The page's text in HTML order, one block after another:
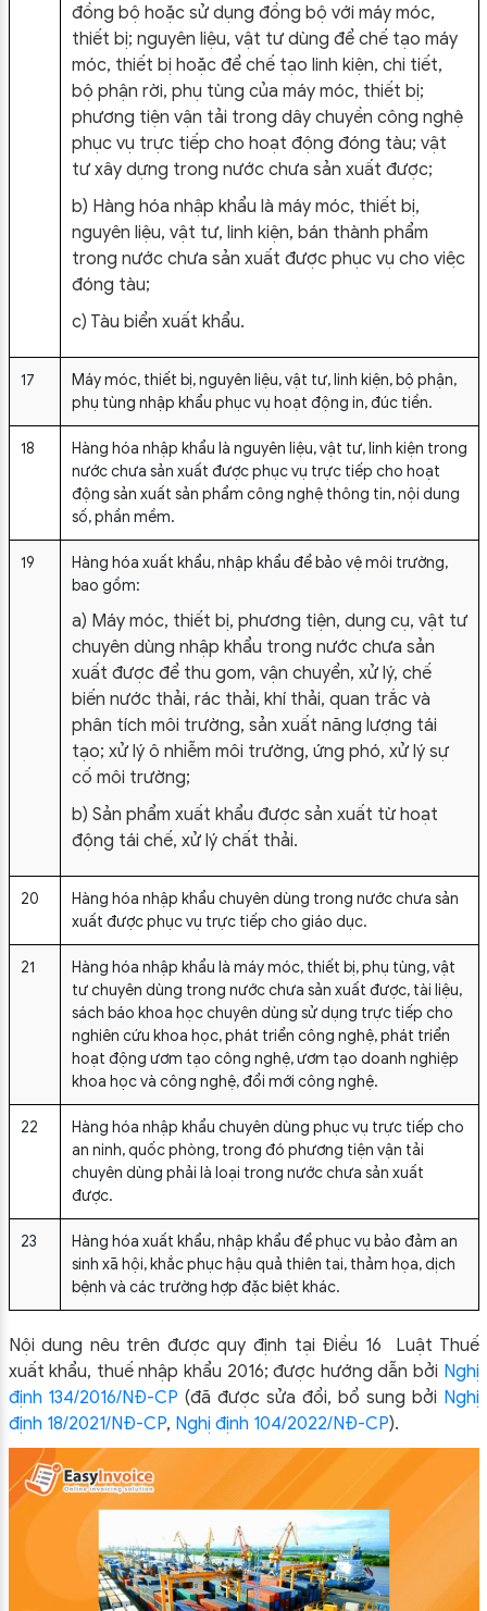
đồng bộ hoặc sử dụng đồng bộ với máy móc,
thiết bị; nguyên liệu, vật tư dùng để chế tạo máy
móc, thiết bị hoặc để chế tạo linh kiện, chi tiết,
bộ phận rời, phụ tùng của máy móc, thiết bị;
phương tiện vận tải trong dây chuyền công nghệ
phục vụ trực tiếp cho hoạt động đóng tàu; vật
tư xây dựng trong nước chưa sản xuất được;
b) Hàng hóa nhập khẩu là máy móc, thiết bị,
nguyên liệu, vật tư, linh kiện, bán thành phẩm
trong nước chưa sản xuất được phục vụ cho việc
đóng tàu;
c) Tàu biển xuất khẩu.
17
Máy móc, thiết bị, nguyên liệu, vật tư, linh kiện, bộ phận,
phụ tùng nhập khẩu phục vụ hoạt động in, đúc tiền.
18
Hàng hóa nhập khẩu là nguyên liệu, vật tư, linh kiện trong
nước chưa sản xuất được phục vụ trực tiếp cho hoạt
động sản xuất sản phẩm công nghệ thông tin, nội dung
số, phần mềm.
19
Hàng hóa xuất khẩu, nhập khẩu để bảo vệ môi trường,
bao gồm:
a) Máy móc, thiết bị, phương tiện, dụng cụ, vật tư
chuyên dùng nhập khẩu trong nước chưa sản
xuất được để thu gom, vận chuyển, xử lý, chế
biến nước thải, rác thải, khí thải, quan trắc và
phân tích môi trường, sản xuất năng lượng tái
tạo; xử lý ô nhiễm môi trường, ứng phó, xử lý sự
cố môi trường;
b) Sản phẩm xuất khẩu được sản xuất từ hoạt
động tái chế, xử lý chất thải.
20
Hàng hóa nhập khẩu chuyên dùng trong nước chưa sản
xuất được phục vụ trực tiếp cho giáo dục.
21
Hàng hóa nhập khẩu là máy móc, thiết bị, phụ tùng, vật
tư chuyên dùng trong nước chưa sản xuất được, tài liệu,
sách báo khoa học chuyên dùng sử dụng trực tiếp cho
nghiên cứu khoa học, phát triển công nghệ, phát triển
hoạt động ươm tạo công nghệ, ươm tạo doanh nghiệp
khoa học và công nghệ, đổi mới công nghệ.
22
Hàng hóa nhập khẩu chuyên dùng phục vụ trực tiếp cho
an ninh, quốc phòng, trong đó phương tiện vận tải
chuyên dùng phải là loại trong nước chưa sản xuất
được.
23
Hàng hóa xuất khẩu, nhập khẩu để phục vụ bảo đảm an
sinh xã hội, khắc phục hậu quả thiên tai, thảm họa, dịch
bệnh và các trường hợp đặc biệt khác.
Nội dung nêu trên được quy định tại Điều 16 Luật Thuế
xuất khẩu, thuế nhập khẩu 2016; được hướng dẫn bởi Nghị
định 134/2016/NĐ-CP (đã được sửa đổi, bổ sung bởi Nghị
định 18/2021/NĐ-CP, Nghị định 104/2022/NĐ-CP).